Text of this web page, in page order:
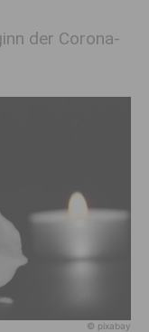
der Corona-
© pixabay